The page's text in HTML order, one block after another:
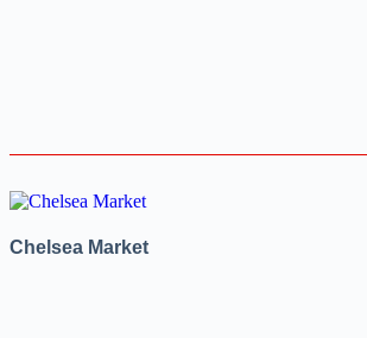
Chelsea Market